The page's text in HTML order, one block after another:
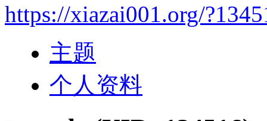
https://xiazai001.org/
主题
个人资料